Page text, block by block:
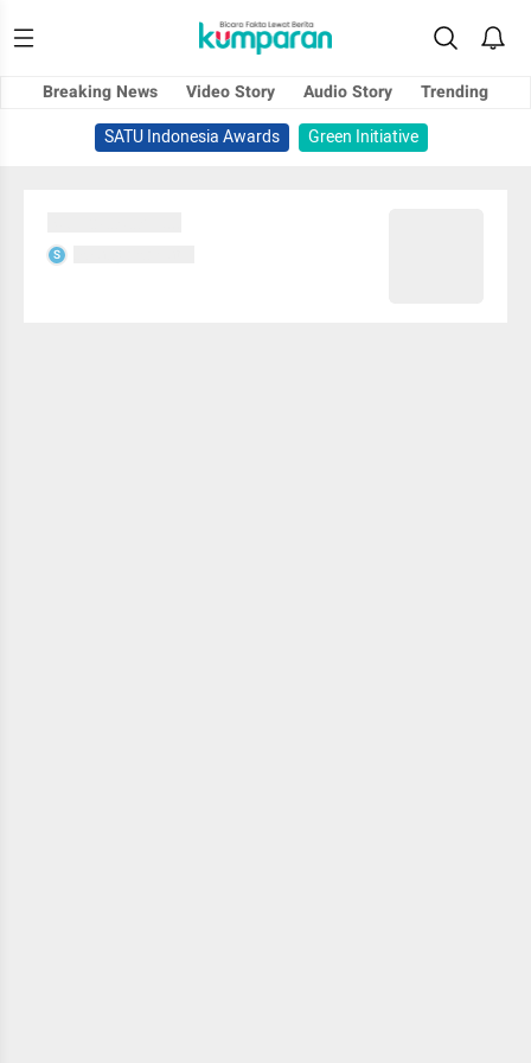
Breaking News Video Story Audio Story
Trending
SATU Indonesia Awards
Green Initiative
S